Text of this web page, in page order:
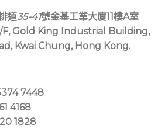
道35-41號金基工業大廈11樓A室
F, Gold King Industrial Building,
Kwai Chung, Hong Kong.
7448
4168
1828